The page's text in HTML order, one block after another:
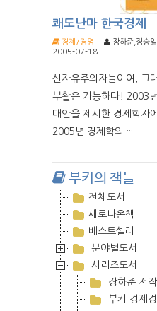
쾌도난마 한국경제
경제/경영 장하준,정승
2005-07-18
신자유주의자들이여, 그
부활은 가능하다! 2003
대안을 제시한 경제학자
2005년 경제학의 ···
부키의 책들
전체도서
새로나온책
베스트셀러
분야별도서
시리즈도서
장하준 저
부키 경제